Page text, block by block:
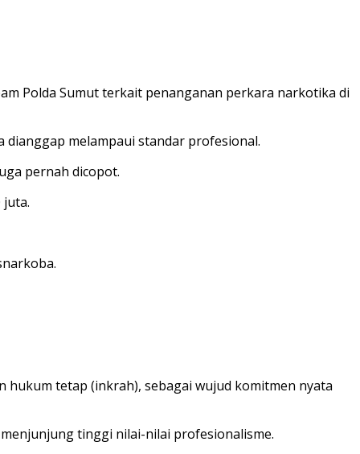
Polda Sumut terkait penanganan perkara narkotika di
dianggap melampaui standar profesional.
pernah dicopot.
tetap (inkrah), sebagai wujud komitmen nyata
tinggi nilai-nilai profesionalisme.